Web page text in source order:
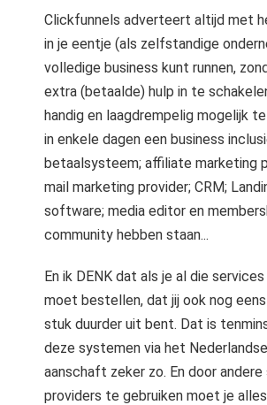
Clickfunnels adverteert altijd met
in je eentje (als zelfstandige
volledige business kunt runnen,
extra (betaalde) hulp in te
handig en laagdrempelig mogelijk
in enkele dagen een business
betaalsysteem; affiliate marketing
mail marketing provider; CRM;
software; media editor en
community hebben staan...
En ik DENK dat als je al die
moet bestellen, dat jij ook nog
stuk duurder uit bent. Dat is
deze systemen via het
aanschaft zeker zo. En door
providers te gebruiken moet je